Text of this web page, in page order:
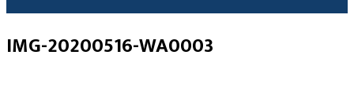
IMG-20200516-WA0003